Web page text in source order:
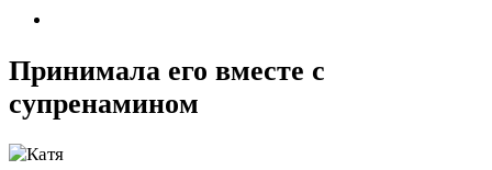
Принимала его вместе с
супренамином